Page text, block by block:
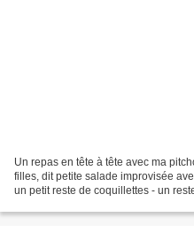
Un repas en tête à tête avec ma
filles, dit petite salade improvisée
un petit reste de coquillettes - un